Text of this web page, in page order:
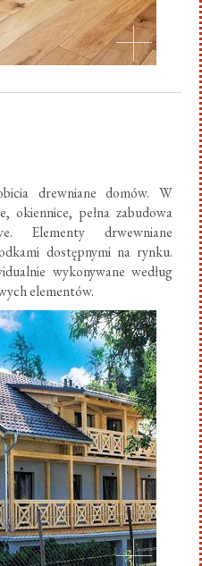
drewniane domów. W
okiennice, pełna zabudowa
Elementy drwewniane
dostępnymi na rynku.
wykonywane według
elementów.